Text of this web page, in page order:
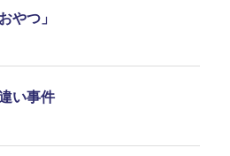
やつ」
い事件